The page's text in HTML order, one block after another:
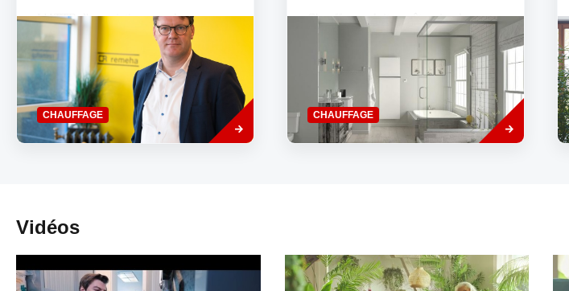
L'ATTB, l'association pour les
Techniques Thermiques en Belgique, a
un nouveau conseil d'administration et
un nouveau président depuis le jeudi
28...
CHAUFFAGE
Savoir
plus
Chauffer ne doit pas être simplement «
un mal nécessaire » au cours de cet
hiver. Se chauffer au gaz ne sera pas
évident pour bon nombre de familles...
CHAUFFAGE
Read
more
Vidéos